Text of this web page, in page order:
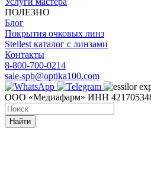
ПОЛЕЗНО
Блог
Покрытия очковых линз
Stellest каталог с линзами
Контакты
8-800-700-0214
sale-spb@optika100.com
ООО «Медиафарм» ИНН
Найти